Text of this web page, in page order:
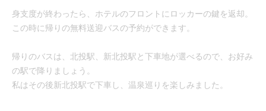
身支度が終わったら、ホテルのフロントにロッカーの鍵を返却。
この時に帰りの無料送迎バスの予約ができます。
帰りのバスは、北投駅、新北投駅と下車地が選べるので、お好み
の駅で降りましょう。
私はその後新北投駅で下車し、温泉巡りを楽しみました。